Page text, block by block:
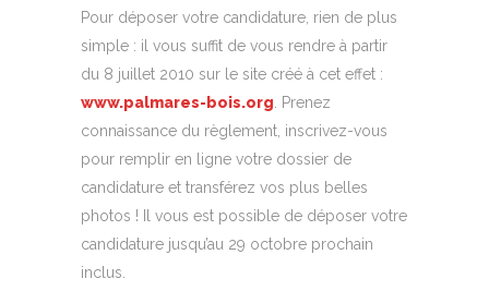
Pour déposer votre candidature, rien de plus
simple : il vous suffit de vous rendre à partir
du 8 juillet 2010 sur le site créé à cet effet :
www.palmares-bois.org. Prenez
connaissance du règlement, inscrivez-vous
pour remplir en ligne votre dossier de
candidature et transférez vos plus belles
photos ! Il vous est possible de déposer votre
candidature jusqu’au 29 octobre prochain
inclus.